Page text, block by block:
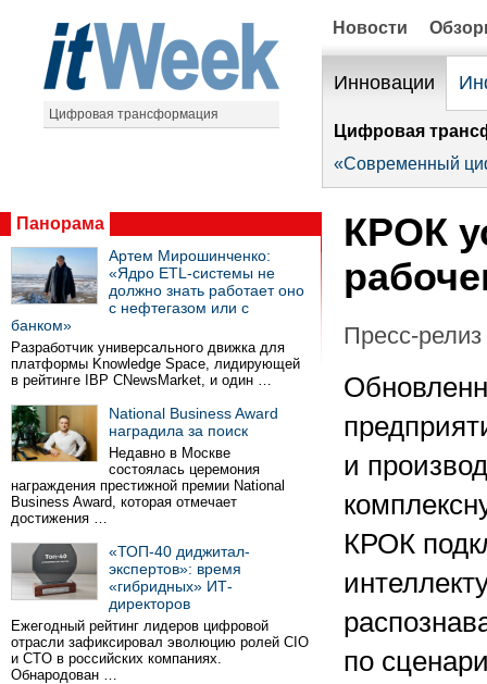
Цифровая трансформация
Новости
Инновации
Цифровая
«Современный
Панорама
Артем Мирошинченко:
«Ядро ETL-системы не
должно знать работает оно
с нефтегазом или с
банком»
Разработчик универсального движка для
платформы Knowledge Space, лидирующей
в рейтинге IBP CNewsMarket, и один …
National Business Award
наградила за поиск
Недавно в Москве
состоялась церемония
награждения престижной премии National
Business Award, которая отмечает
достижения …
«ТОП-40 диджитал-
экспертов»: время
«гибридных» ИТ-
директоров
Ежегодный рейтинг лидеров цифровой
отрасли зафиксировал эволюцию ролей CIO
и CTO в российских компаниях.
Обнародован …
КРОК
Пресс-
и
КРОК
по